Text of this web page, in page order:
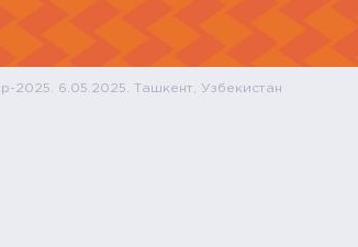
2025. 6.05.2025. Ташкент, Узбекистан